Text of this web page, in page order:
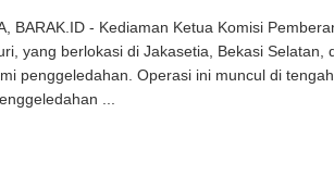
BARAK.ID - Kediaman Ketua Komisi
yang berlokasi di Jakasetia, Bekasi Selatan,
penggeledahan. Operasi ini muncul di
...